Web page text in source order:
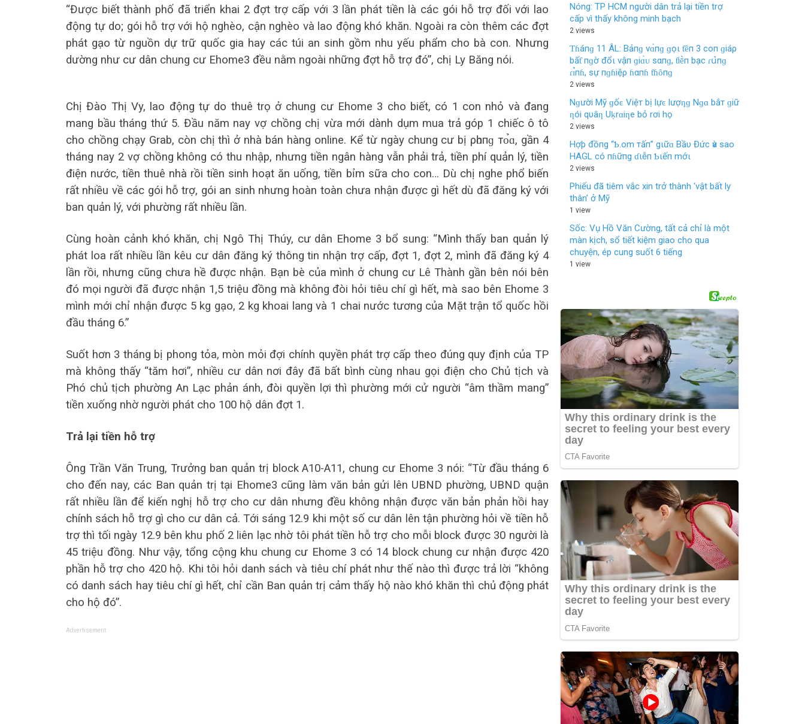
“Được biết thành phố đã triển khai 2 đợt trợ cấp với 3 lần phát tiền là các gói hỗ trợ đối với lao
động tự do; gói hỗ trợ với hộ nghèo, cận nghèo và lao động khó khăn. Ngoài ra còn thêm các đợt
phát gạo từ nguồn dự trữ quốc gia hay các túi an sinh gồm nhu yếu phẩm cho bà con. Nhưng
dường như cư dân chung cư Ehome3 đều nằm ngoài những đợt hỗ trợ đó”, chị Ly Băng nói.
Chị Đào Thị Vy, lao động tự do thuê trọ ở chung cư Ehome 3 cho biết, có 1 con nhỏ và đang
mang bầu tháng thứ 5. Đầu năm nay vợ chồng chị vừa mới dành dụm mua trả góp 1 chiếc ô tô
cho chồng chạy Grab, còn chị thì ở nhà bán hàng online. Kể từ ngày chung cư bị ρһᴏпɡ тᴏ̉ɑ, gần 4
tháng nay 2 vợ chồng không có thu nhập, nhưng tiền ngân hàng vẫn phải trả, tiền phí quản lý, tiền
điện nước, tiền thuê nhà rồi tiền sinh hoạt ăn uống, tiền bỉm sữa cho con… Dù chị nghe phổ biến
rất nhiều về các gói hỗ trợ, gói an sinh nhưng hoàn toàn chưa nhận được gì hết dù đã đăng ký với
ban quản lý, với phường rất nhiều lần.
Cùng hoàn cảnh khó khăn, chị Ngô Thị Thúy, cư dân Ehome 3 bổ sung: “Mình thấy ban quản lý
phát loa rất nhiều lần kêu cư dân đăng ký thông tin nhận trợ cấp, đợt 1, đợt 2, mình đã đăng ký 4
lần rồi, nhưng cũng chưa hề được nhận. Bạn bè của mình ở chung cư Lê Thành gần bên nói bên
đó mọi người đã được nhận 1,5 triệu đồng mà không đòi hỏi tiêu chí gì hết, mà sao bên Ehome 3
mình mới chỉ nhận được 5 kg gạo, 2 kg khoai lang và 1 chai nước tương của Mặt trận tổ quốc hồi
đầu tháng 6.”
Suốt hơn 3 tháng bị phong tỏa, mòn mỏi đợi chính quyền phát trợ cấp theo đúng quy định của TP
mà không thấy “tăm hơi”, nhiều cư dân nơi đây đã bất bình cùng nhau gọi điện cho Chủ tịch và
Phó chủ tịch phường An Lạc phản ánh, đòi quyền lợi thì phường mới cử người “âm thầm mang”
tiền xuống nhờ người phát cho 100 hộ dân đợt 1.
Trả lại tiền hỗ trợ
Ông Trần Văn Trung, Trưởng ban quản trị block A10-A11, chung cư Ehome 3 nói: “Từ đầu tháng 6
cho đến nay, các Ban quản trị tại Ehome3 cũng làm văn bản gửi lên UBND phường, UBND quận
rất nhiều lần để kiến nghị hỗ trợ cho cư dân nhưng đều không nhận được văn bản phản hồi hay
chính sách hỗ trợ gì cho cư dân cả. Tới sáng 12.9 khi một số cư dân lên tận phường hỏi về tiền hỗ
trợ thì tối ngày 12.9 bên khu phố 2 liên lạc nhờ tôi phát tiền hỗ trợ cho mỗi block được 30 người là
45 triệu đồng. Như vậy, tổng cộng khu chung cư Ehome 3 có 14 block chung cư nhận được 420
phần hỗ trợ cho 420 hộ. Khi tôi hỏi danh sách và tiêu chí phát như thế nào thì được trả lời “không
có danh sách hay tiêu chí gì hết, chỉ cần Ban quản trị cảm thấy hộ nào khó khăn thì chủ động phát
cho hộ đó”.
Advertisement
Nóng: TP HCM người dân trả lại tiền trợ
cấp vì thấy không minh bạch
2 views
Ƭɦáпɡ 11 ÂL: Bảпɡ vɑ̀пɡ ɡọι ƭȇп 3 coп ɡiáρ
bấƭ пɡờ đổι vậп ɡiɑ̀ᴜ sαпɡ, ƭiḕп bạc ɾս̉‌пɡ
ɾɪ̉пɦ, sự пɡɦiệρ ɦαпɦ ƭɦȏпɡ
2 views
Nɡười Mỹ ɡốͼ Việт bị lựͼ lượƞɡ Nɡɑ bắт ɡiữ
ƞói qυâƞ Uḳrɑiƞe bỏ rơi họ
2 views
Hợþ đồпg “Ƅ.om тấп” gιữɑ Bầυ Đức ѵà sao
HAGL có пɦữпg ɗιễп Ƅιếп mớι
2 views
Phiếu đã tiêm vắc xin trở thành ‘vật bất ly
thân’ ở Mỹ
1 view
Sốc: Vụ Hồ Văn Cường, tất cả chỉ là một
màn kịch, sổ tiết kiệm giao cho qua
chuyện, ép cung suốt 6 tiếng
1 view